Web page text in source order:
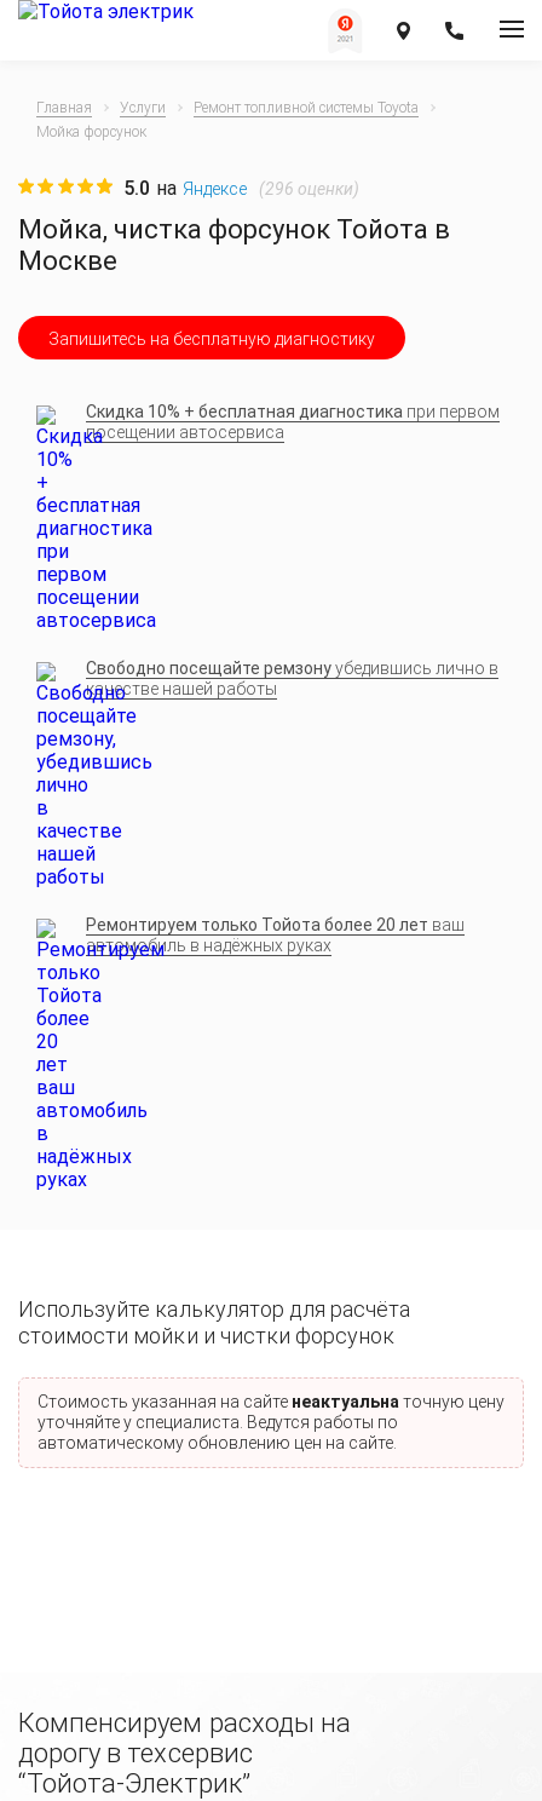
Главная Услуги
Ремонт топливной системы Toyota
Мойка форсунок
Мойка, чистка форсунок Тойота в
Москве
5.0 на Яндексе (296 оценки)
Запишитесь на бесплатную диагностику
Скидка 10% + бесплатная диагностика при первом
посещении автосервиса
Свободно посещайте ремзонуубедившись лично в
качестве нашей работы
Ремонтируем только Тойота более 20 лет ваш
автомобиль в надёжных руках
Используйте калькулятор для расчёта
стоимости мойки и чистки форсунок
Стоимость указанная на сайте неактуальна точную цену
уточняйте у специалиста. Ведутся работы по
автоматическому обновлению цен на сайте.
Компенсируем расходы на
дорогу в техсервис
“Тойота-Электрик”